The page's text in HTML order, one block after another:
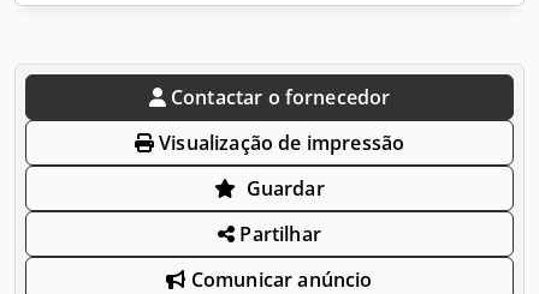
Contactar o fornecedor
Visualização de impressão
Guardar
Partilhar
Comunicar anúncio